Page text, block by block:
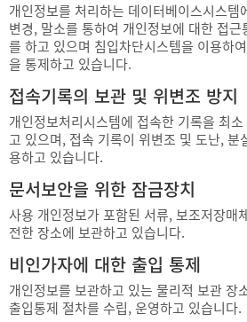
개인정보를 처리하는 데이터베이스시스템
변경, 말소를 통하여 개인정보에 대한 접
를 하고 있으며 침입차단시스템을 이용하
을 통제하고 있습니다.
접속기록의 보관 및 위변조 방지
개인정보처리시스템에 접속한 기록을 최
고 있으며, 접속 기록이 위변조 및 도난, 분
용하고 있습니다.
문서보안을 위한 잠금장치
사용 개인정보가 포함된 서류, 보조저장매
전한 장소에 보관하고 있습니다.
비인가자에 대한 출입 통제
개인정보를 보관하고 있는 물리적 보관 장
출입통제 절차를 수립, 운영하고 있습니다.